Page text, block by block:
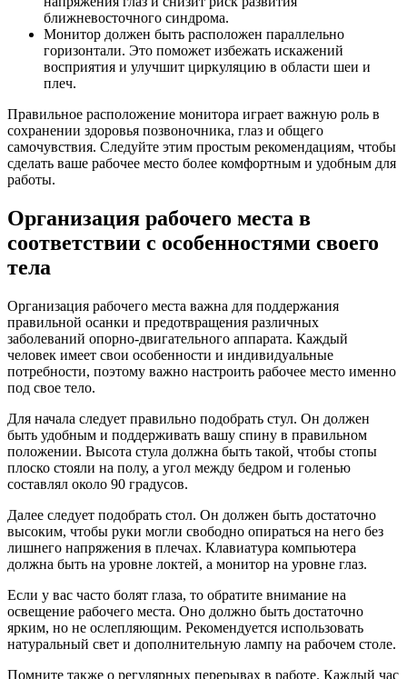
ближневосточного синдрома.
Монитор должен быть расположен параллельно
горизонтали. Это поможет избежать искажений
восприятия и улучшит циркуляцию в области шеи и
плеч.
Правильное расположение монитора играет важную роль в
сохранении здоровья позвоночника, глаз и общего
самочувствия. Следуйте этим простым рекомендациям, чтобы
сделать ваше рабочее место более комфортным и удобным для
работы.
Организация рабочего места в
соответствии с особенностями своего
тела
Организация рабочего места важна для поддержания
правильной осанки и предотвращения различных
заболеваний опорно-двигательного аппарата. Каждый
человек имеет свои особенности и индивидуальные
потребности, поэтому важно настроить рабочее место именно
под свое тело.
Для начала следует правильно подобрать стул. Он должен
быть удобным и поддерживать вашу спину в правильном
положении. Высота стула должна быть такой, чтобы стопы
плоско стояли на полу, а угол между бедром и голенью
составлял около 90 градусов.
Далее следует подобрать стол. Он должен быть достаточно
высоким, чтобы руки могли свободно опираться на него без
лишнего напряжения в плечах. Клавиатура компьютера
должна быть на уровне локтей, а монитор на уровне глаз.
Если у вас часто болят глаза, то обратите внимание на
освещение рабочего места. Оно должно быть достаточно
ярким, но не ослепляющим. Рекомендуется использовать
натуральный свет и дополнительную лампу на рабочем столе.
Помните также о регулярных перерывах в работе. Каждый час